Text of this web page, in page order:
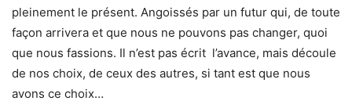
pleinement le présent. Angoissés par un futur qui, de toute
façon arrivera et que nous ne pouvons pas changer, quoi
que nous fassions. Il n’est pas écrit l’avance, mais découle
de nos choix, de ceux des autres, si tant est que nous
avons ce choix…